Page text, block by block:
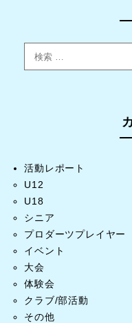
活動レポート
U12
U18
シニア
プロダーツプレイヤー
イベント
大会
体験会
クラブ/部活動
その他